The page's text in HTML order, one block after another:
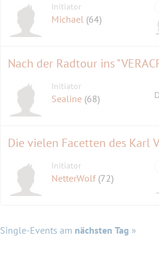
Initiator
Michael (64)
Nach der Radtour ins
Initiator
Sealine (68)
Die vielen Facetten des Karl
Initiator
NetterWolf (72)
Single-Events am nächsten Tag »